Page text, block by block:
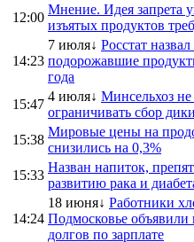
12:00
Мнение. Идея запрета
изъятых продуктов
14:23
7 июля↓ Росстат
подорожавшие
года
15:47
4 июля↓ Минсельхоз
ограничивать сбор
15:38
Мировые цены на
снизились на 0,3%
15:33
Назван напиток,
развитию рака и
14:24
18 июня↓ Работники
Подмосковье объявили
долгов по зарплате